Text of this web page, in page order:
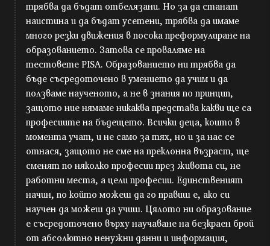
трябва да бъдат отбелязани. Но за да станат
наистина и да бъдат усетени, трябва да имаме
много резки движения в посока преформулиране на
образованието. Затова се проваляме на
тестовете PISA. Образованието ни трябва да
бъде съсредоточено в умението да учим и да
ползваме наученото, а не в знания по принцип,
защото ние нямаме никаква представа какви ще са
професиите на бъдещето. Всички деца, които в
момента учат, и не само за тях, но и за нас се
отнася, защото не сме на преклонна възраст, ще
сменят по няколко професии през живота си, не
работни места, а цели професии. Единственият
начин, по който можеш да го правиш е, ако си
научен да можеш да учиш. Цялото ни образование
е съсредоточено върху научаване на безкраен брой
от абсолютно ненужни данни и информация,